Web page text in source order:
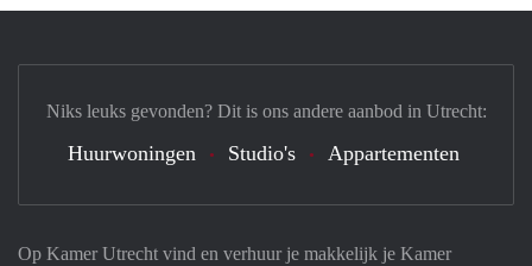
Op Kamer Utrecht vind en verhuur je makkelijk je Kamer
Niks leuks gevonden? Dit is ons andere aanbod in Utrecht:
Huurwoningen Studio's Appartementen